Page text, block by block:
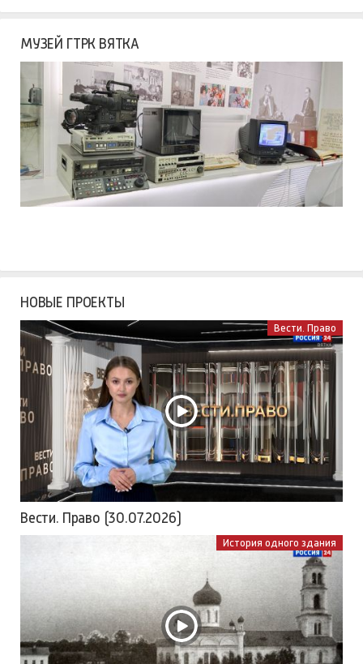
МУЗЕЙ ГТРК ВЯТКА
НОВЫЕ ПРОЕКТЫ
Вести. Право
Вести. Право (30.07.2026)
История одного здания